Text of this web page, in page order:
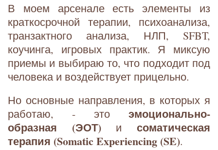
В моем арсенале есть элементы из
краткосрочной терапии, психоанализа,
транзактного анализа, НЛП, SFBT,
коучинга, игровых практик. Я миксую
приемы и выбираю то, что подходит под
человека и воздействует прицельно.
Но основные направления, в которых я
работаю, - это эмоционально-
образная (ЭОТ)и соматическая
терапия (Somatic Experiencing (SE).